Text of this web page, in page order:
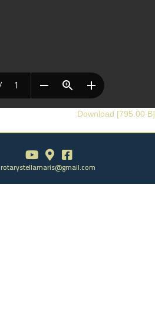
Download [795.00 B]
rotarystellamaris@gmail.com